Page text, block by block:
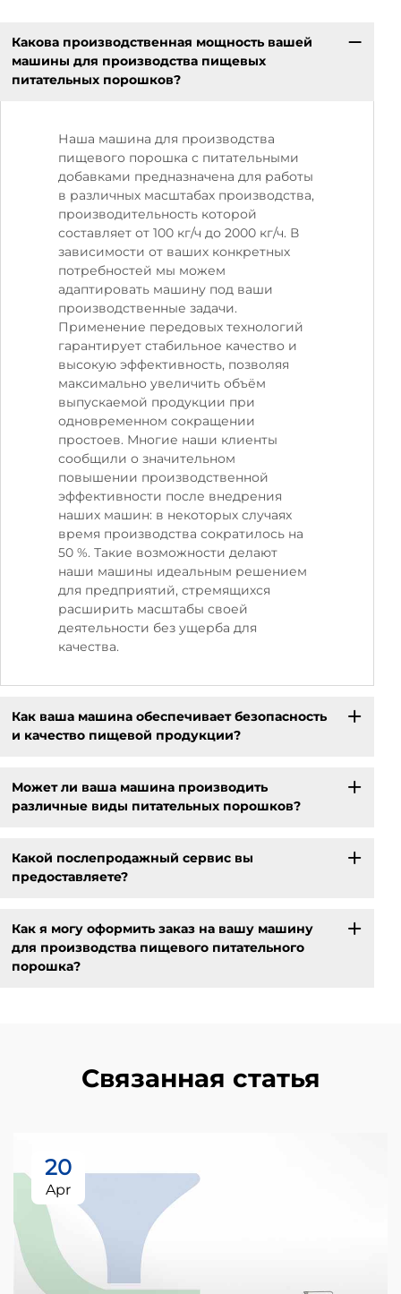
Какова производственная мощность вашей
машины для производства пищевых
питательных порошков?
Наша машина для производства
пищевого порошка с питательными
добавками предназначена для работы
в различных масштабах производства,
производительность которой
составляет от 100 кг/ч до 2000 кг/ч. В
зависимости от ваших конкретных
потребностей мы можем
адаптировать машину под ваши
производственные задачи.
Применение передовых технологий
гарантирует стабильное качество и
высокую эффективность, позволяя
максимально увеличить объём
выпускаемой продукции при
одновременном сокращении
простоев. Многие наши клиенты
сообщили о значительном
повышении производственной
эффективности после внедрения
наших машин: в некоторых случаях
время производства сократилось на
50 %. Такие возможности делают
наши машины идеальным решением
для предприятий, стремящихся
расширить масштабы своей
деятельности без ущерба для
качества.
Как ваша машина обеспечивает безопасность
и качество пищевой продукции?
Может ли ваша машина производить
различные виды питательных порошков?
Какой послепродажный сервис вы
предоставляете?
Как я могу оформить заказ на вашу машину
для производства пищевого питательного
порошка?
Связанная статья
20
Apr